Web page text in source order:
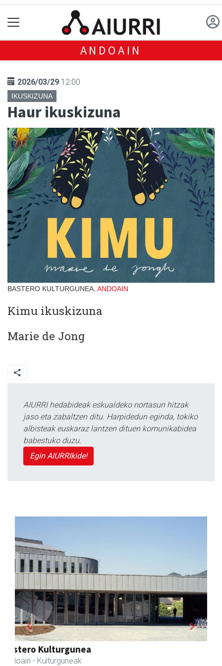
ANDOAIN
2026/03/29 12:00
IKUSKIZUNA
Haur ikuskizuna
BASTERO KULTURGUNEA, ANDOAIN
Kimu ikuskizuna
Marie de Jong
AIURRI hedabideak eskualdeko nortasun hitzak
jaso eta zabaltzen ditu. Harpidedun eginda, tokiko
albisteak euskaraz lantzen dituen komunikabidea
babestuko duzu.
Egin AIURRIkide!
Aita Larramendi Ikastola
Andoain - Hezkuntza
Previous Next